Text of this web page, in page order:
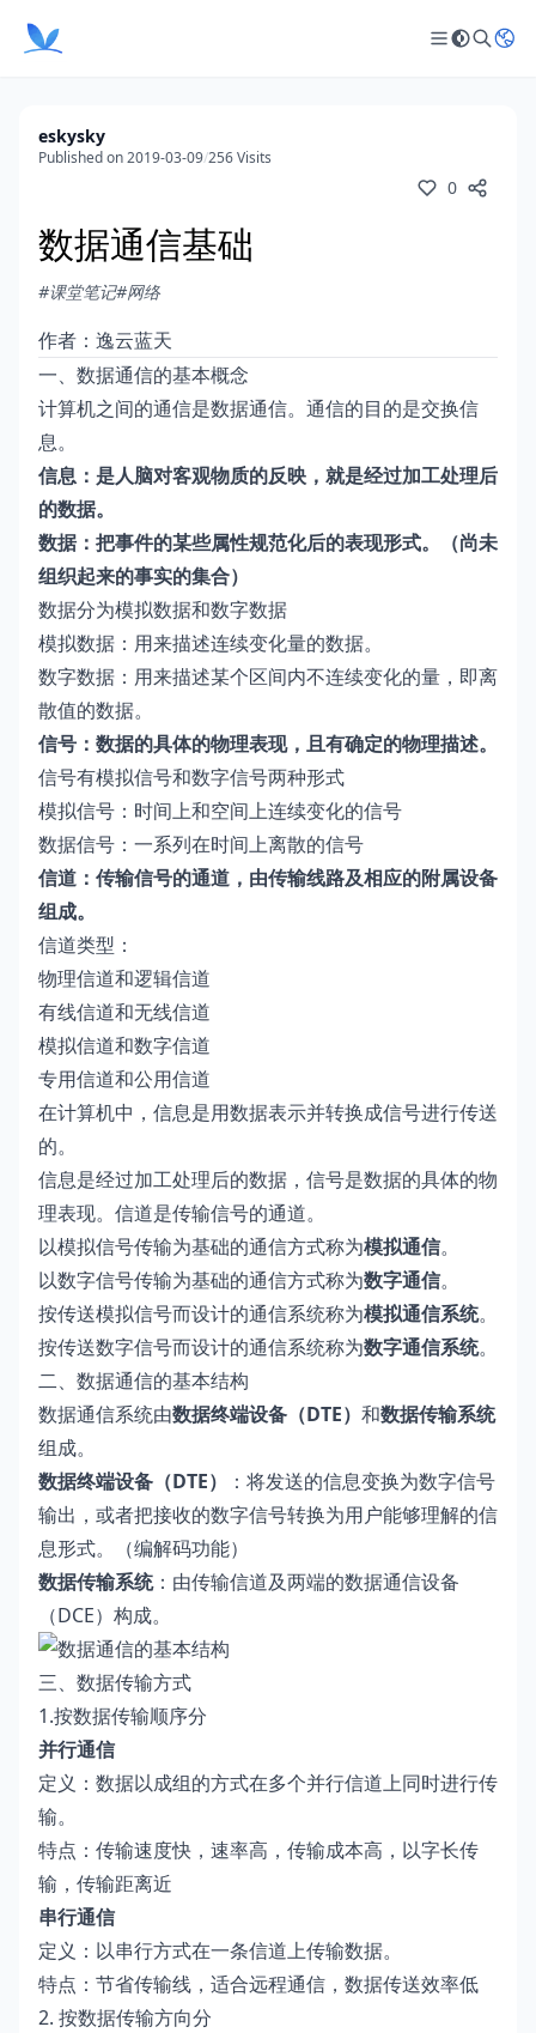
eskysky
Published on 2019-03-09/256 Visits
0
数据通信基础
#课堂笔记#网络
作者：逸云蓝天
一、数据通信的基本概念
计算机之间的通信是数据通信。通信的目的是交换信
息。
信息 ： 是人脑对客观物质的反映，就是经过加工处理后
的数据。
数据：把事件的某些属性规范化后的表现形式。（尚未
组织起来的事实的集合）
数据分为模拟数据和数字数据
模拟数据：用来描述连续变化量的数据。
数字数据：用来描述某个区间内不连续变化的量，即离
散值的数据。
信号：数据的具体的物理表现，且有确定的物理描述。
信号有模拟信号和数字信号两种形式
模拟信号：时间上和空间上连续变化的信号
数据信号：一系列在时间上离散的信号
信道：传输信号的通道，由传输线路及相应的附属设备
组成。
信道类型：
物理信道和逻辑信道
有线信道和无线信道
模拟信道和数字信道
专用信道和公用信道
在计算机中，信息是用数据表示并转换成信号进行传送
的。
信息是经过加工处理后的数据，信号是数据的具体的物
理表现。信道是传输信号的通道。
以模拟信号传输为基础的通信方式称为模拟通信。
以数字信号传输为基础的通信方式称为数字通信。
按传送模拟信号而设计的通信系统称为模拟通信系统。
按传送数字信号而设计的通信系统称为数字通信系统。
二、数据通信的基本结构
数据通信系统由数据终端设备（DTE） 和数据传输系统
组成。
数据终端设备（DTE）
：将发送的信息变换为数字信号
输出，或者把接收的数字信号转换为用户能够理解的信
息形式。（编解码功能）
数据传输系统：由传输信道及两端的数据通信设备
（DCE）构成。
三、数据传输方式
1.按数据传输顺序分
并行通信
定义：数据以成组的方式在多个并行信道上同时进行传
输。
特点：传输速度快，速率高，传输成本高，以字长传
输，传输距离近
串行通信
定义：以串行方式在一条信道上传输数据。
特点：节省传输线，适合远程通信，数据传送效率低
2. 按数据传输方向分